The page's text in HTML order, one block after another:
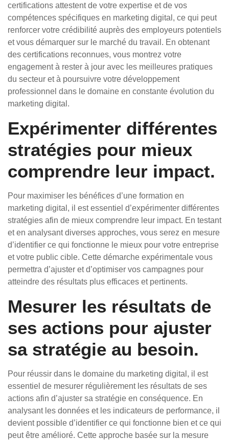
certifications attestent de votre expertise et de vos
compétences spécifiques en marketing digital, ce qui peut
renforcer votre crédibilité auprès des employeurs potentiels
et vous démarquer sur le marché du travail. En obtenant
des certifications reconnues, vous montrez votre
engagement à rester à jour avec les meilleures pratiques
du secteur et à poursuivre votre développement
professionnel dans le domaine en constante évolution du
marketing digital.
Expérimenter différentes
stratégies pour mieux
comprendre leur impact.
Pour maximiser les bénéfices d’une formation en
marketing digital, il est essentiel d’expérimenter différentes
stratégies afin de mieux comprendre leur impact. En testant
et en analysant diverses approches, vous serez en mesure
d’identifier ce qui fonctionne le mieux pour votre entreprise
et votre public cible. Cette démarche expérimentale vous
permettra d’ajuster et d’optimiser vos campagnes pour
atteindre des résultats plus efficaces et pertinents.
Mesurer les résultats de
ses actions pour ajuster
sa stratégie au besoin.
Pour réussir dans le domaine du marketing digital, il est
essentiel de mesurer régulièrement les résultats de ses
actions afin d’ajuster sa stratégie en conséquence. En
analysant les données et les indicateurs de performance, il
devient possible d’identifier ce qui fonctionne bien et ce qui
peut être amélioré. Cette approche basée sur la mesure